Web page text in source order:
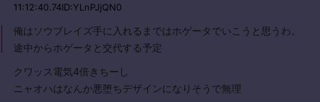
11:12:40.74ID:YLnPJjQN0
俺はソウブレイズ手に入れるまではホゲータでいこうと思うわ。
途中からホゲータと交代する予定
クワッス電気4倍きちーし
ニャオハはなんか悪堕ちデザインになりそうで無理